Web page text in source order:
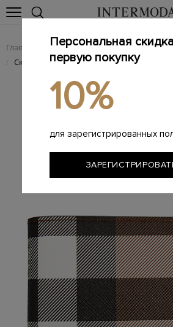
Главная Мужчинам / Аксессуары /
/ Складной бумажник с отделкой из кожи
Персональная
первую покупку
10%
для зарегистрированных